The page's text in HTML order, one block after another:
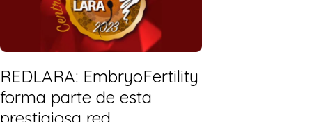
REDLARA: EmbryoFertility
forma parte de esta
prestigiosa red